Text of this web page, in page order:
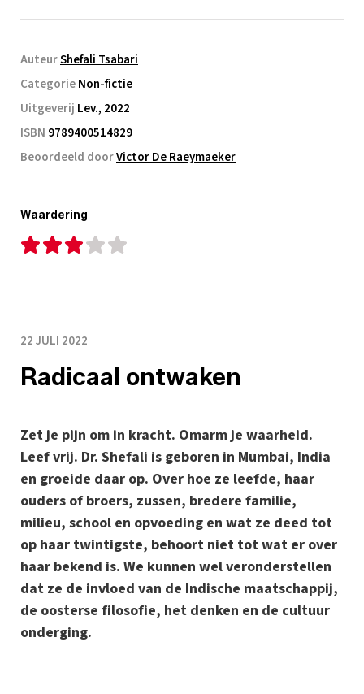
AuteurShefali Tsabari
CategorieNon-fictie
Uitgeverij Lev., 2022
ISBN 9789400514829
Beoordeeld doorVictor De Raeymaeker
Waardering
22 JULI 2022
Radicaal ontwaken
Zet je pijn om in kracht. Omarm je waarheid.
Leef vrij. Dr. Shefali is geboren in Mumbai, India
en groeide daar op. Over hoe ze leefde, haar
ouders of broers, zussen, bredere familie,
milieu, school en opvoeding en wat ze deed tot
op haar twintigste, behoort niet tot wat er over
haar bekend is. We kunnen wel veronderstellen
dat ze de invloed van de Indische maatschappij,
de oosterse filosofie, het denken en de cultuur
onderging.